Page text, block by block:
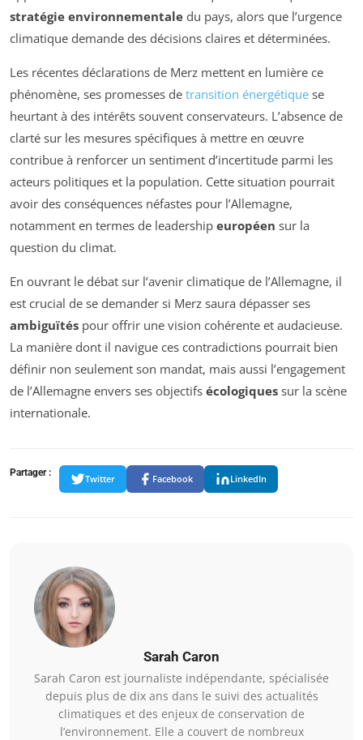
stratégie environnementale du pays, alors que l’urgence
climatique demande des décisions claires et déterminées.
Les récentes déclarations de Merz mettent en lumière ce
phénomène, ses promesses de transition énergétique se
heurtant à des intérêts souvent conservateurs. L’absence de
clarté sur les mesures spécifiques à mettre en œuvre
contribue à renforcer un sentiment d’incertitude parmi les
acteurs politiques et la population. Cette situation pourrait
avoir des conséquences néfastes pour l’Allemagne,
notamment en termes de leadership européen sur la
question du climat.
En ouvrant le débat sur l’avenir climatique de l’Allemagne, il
est crucial de se demander si Merz saura dépasser ses
ambiguïtés pour offrir une vision cohérente et audacieuse.
La manière dont il navigue ces contradictions pourrait bien
définir non seulement son mandat, mais aussi l’engagement
de l’Allemagne envers ses objectifs écologiques sur la scène
internationale.
Partager :
Twitter Facebook LinkedIn
Sarah Caron
Sarah Caron est journaliste indépendante, spécialisée
depuis plus de dix ans dans le suivi des actualités
climatiques et des enjeux de conservation de
l’environnement. Elle a couvert de nombreux